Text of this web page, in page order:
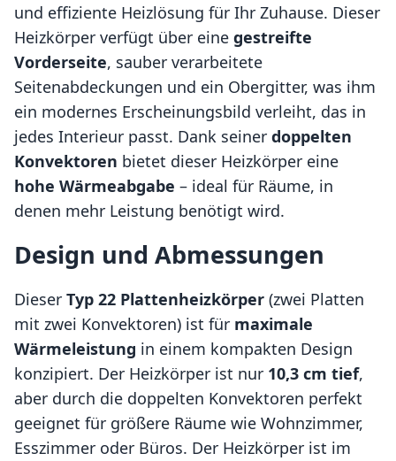
und effiziente Heizlösung für Ihr Zuhause. Dieser
Heizkörper verfügt über eine gestreifte
Vorderseite, sauber verarbeitete
Seitenabdeckungen und ein Obergitter, was ihm
ein modernes Erscheinungsbild verleiht, das in
jedes Interieur passt. Dank seiner doppelten
Konvektoren bietet dieser Heizkörper eine
hohe Wärmeabgabe – ideal für Räume, in
denen mehr Leistung benötigt wird.
Design und Abmessungen
Dieser Typ 22 Plattenheizkörper (zwei Platten
mit zwei Konvektoren) ist für maximale
Wärmeleistung in einem kompakten Design
konzipiert. Der Heizkörper ist nur 10,3 cm tief,
aber durch die doppelten Konvektoren perfekt
geeignet für größere Räume wie Wohnzimmer,
Esszimmer oder Büros. Der Heizkörper ist im